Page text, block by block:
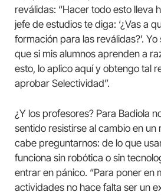
reválidas: “Hacer todo esto lleva
jefe de estudios te diga: ‘¿Vas a
formación para las reválidas?’.
que si mis alumnos aprenden a
esto, lo aplico aquí y obtengo tal
aprobar Selectividad”.
¿Y los profesores? Para Badiola
sentido resistirse al cambio en un
cabe preguntarnos: de lo que
funciona sin robótica o sin
entrar en pánico. “Para poner en
actividades no hace falta ser un